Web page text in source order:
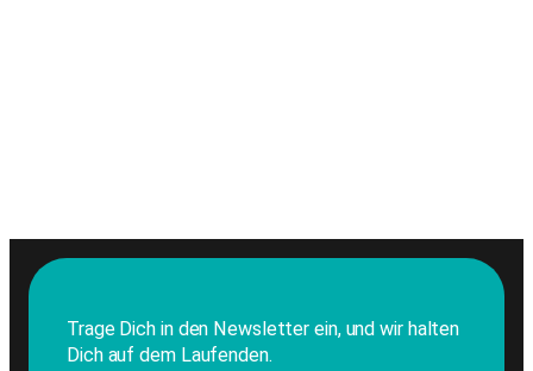
Trage Dich in den Newsletter ein, und wir halten
Dich auf dem Laufenden.